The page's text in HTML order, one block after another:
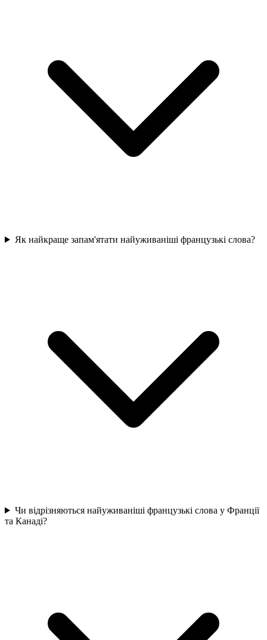
Як найкраще запам'ятати найуживаніші французькі слова?
Чи відрізняються найуживаніші французькі слова у Франції
та Канаді?